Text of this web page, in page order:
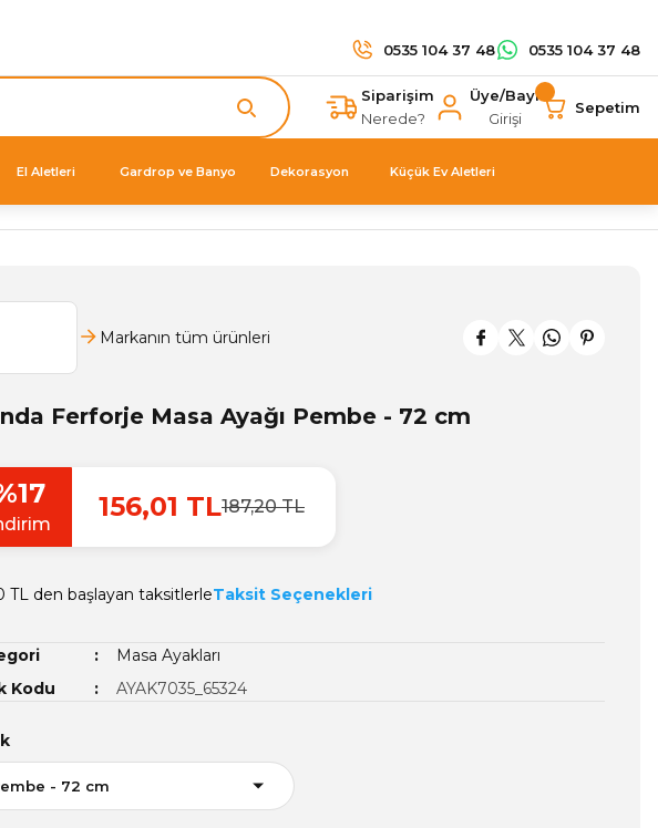
0535 104 37 48 0535 104 37 48
Siparişim
Nerede?
Üye/Bayi
Girişi
Sepetim
El Aletleri Gardrop ve Banyo Dekorasyon Küçük Ev Aletleri
Markanın tüm ürünleri
Ferforje Masa Ayağı Pembe - 72 cm
156,01 TL187,20 TL
TL den başlayan taksitlerleTaksit Seçenekleri
Masa Ayakları
Kodu
AYAK7035_65324